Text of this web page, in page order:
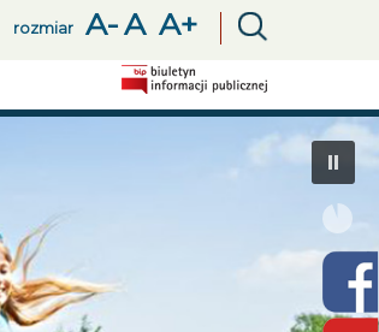
rozmiar A-A A+